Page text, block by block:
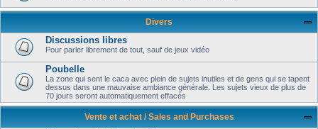
Divers
Discussions libres
Pour parler librement de tout, sauf de jeux vidéo
Poubelle
La zone qui sent le caca avec plein de sujets inutiles et de gens qui se tapent
dessus dans une mauvaise ambiance générale. Les sujets vieux de plus de
70 jours seront automatiquement effacés
Vente et achat / Sales and Purchases